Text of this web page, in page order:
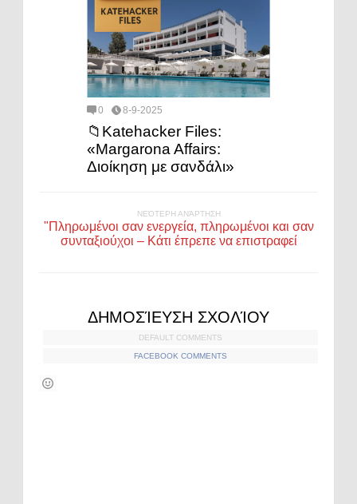
0 8-9-2025
📁Katehacker Files:
«Margarona Affairs:
Διοίκηση με σανδάλι»
ΝΕΌΤΕΡΗ ΑΝΆΡΤΗΣΗ
"Πληρωμένοι σαν ενεργεία, πληρωμένοι και σαν
συνταξιούχοι – Κάτι έπρεπε να επιστραφεί
ΔΗΜΟΣΊΕΥΣΗ ΣΧΟΛΊΟΥ
DEFAULT COMMENTS
FACEBOOK COMMENTS